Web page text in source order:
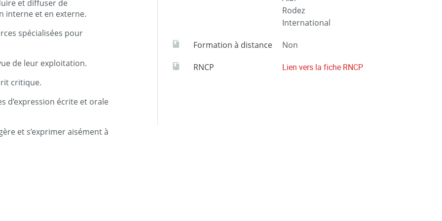
et diffuser de
interne et en externe.
spécialisées pour
de leur exploitation.
critique.
d’expression écrite et orale
et s’exprimer aisément à
Rodez
International
Formation à distance Non
RNCP Lien vers la fiche RNCP